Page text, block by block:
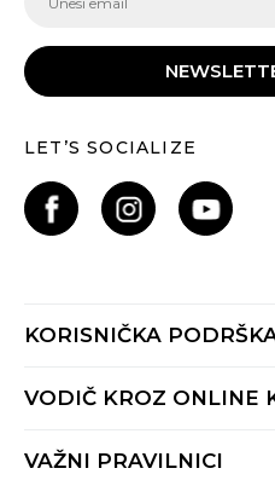
LET’S SOCIALIZE
KORISNIČKA
Provjeri status porudžbine
Radno vrijeme 9-16h
VODIČ KROZ ONLINE
Načini isporuke
VAŽNI PRAVILNICI